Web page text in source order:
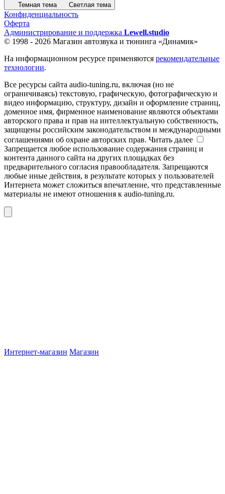
Темная тема Светлая тема
Конфиденциальность
Оферта
Администрирование и поддержка Lewell.studio
© 1998 - 2026 Магазин автозвука и тюнинга «Динамик»
На информационном ресурсе применяются рекомендательные
технологии.
Все ресурсы сайта audio-tuning.ru, включая (но не
ограничиваясь) текстовую, графическую, фотографическую и
видео информацию, структуру, дизайн и оформление страниц,
доменное имя, фирменное наименование являются объектами
авторского права и прав на интеллектуальную собственность,
защищены российским законодательством и международными
соглашениями об охране авторских прав. Читать далее
Запрещается любое использование содержания страниц и
контента данного сайта на других площадках без
предварительного согласия правообладателя. Запрещаются
любые иные действия, в результате которых у пользователей
Интернета может сложиться впечатление, что представленные
материалы не имеют отношения к audio-tuning.ru.
Интернет-магазин Магазин